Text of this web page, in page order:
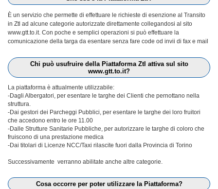
È un servizio che permette di effettuare le richieste di esenzione al Transito
in Ztl ad alcune categorie autorizzate direttamente collegandosi al sito
www.gtt.to.it. Con poche e semplici operazioni si può effettuare la
comunicazione della targa da esentare senza fare code od invii di fax e mail
Chi può usufruire della Piattaforma Ztl attiva sul sito
www.gtt.to.it?
La piattaforma è attualmente utilizzabile:
-Dagli Albergatori, per esentare le targhe dei Clienti che pernottano nella
struttura.
-Dai gestori dei Parcheggi Pubblici, per esentare le targhe dei loro fruitori
che accedono entro le ore 11.00
-Dalle Strutture Sanitarie Pubbliche, per autorizzare le targhe di coloro che
fruiscono di una prestazione medica
-Dai titolari di Licenze NCC/Taxi rilascite fuori dalla Provincia di Torino
Successivamente verranno abilitate anche altre categorie.
Cosa occorre per poter utilizzare la Piattaforma?